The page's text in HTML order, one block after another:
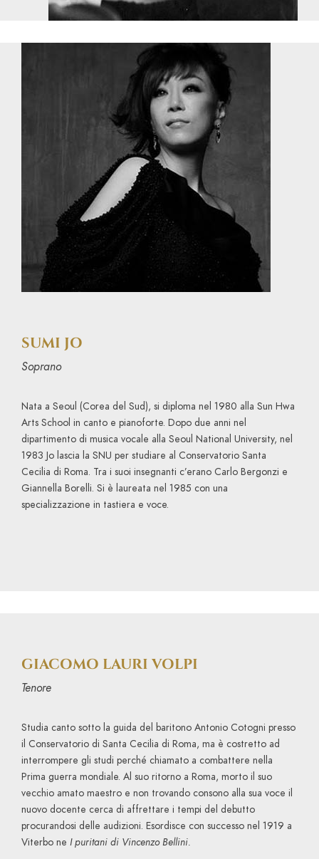
SUMI JO
Soprano
Nata a Seoul (Corea del Sud), si diploma nel 1980 alla Sun Hwa
Arts School in canto e pianoforte. Dopo due anni nel
dipartimento di musica vocale alla Seoul National University, nel
1983 Jo lascia la SNU per studiare al Conservatorio Santa
Cecilia di Roma. Tra i suoi insegnanti c’erano Carlo Bergonzi e
Giannella Borelli. Si è laureata nel 1985 con una
specializzazione in tastiera e voce.
GIACOMO LAURI VOLPI
Tenore
Studia canto sotto la guida del baritono Antonio Cotogni presso
il Conservatorio di Santa Cecilia di Roma, ma è costretto ad
interrompere gli studi perché chiamato a combattere nella
Prima guerra mondiale. Al suo ritorno a Roma, morto il suo
vecchio amato maestro e non trovando consono alla sua voce il
nuovo docente cerca di affrettare i tempi del debutto
procurandosi delle audizioni. Esordisce con successo nel 1919 a
Viterbo ne I puritani di Vincenzo Bellini.